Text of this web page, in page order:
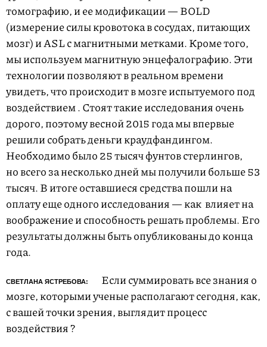
томографию, и ее модификации — BOLD
(измерение силы кровотока в сосудах, питающих
мозг) и ASL с магнитными метками. Кроме того,
мы используем магнитную энцефалографию. Эти
технологии позволяют в реальном времени
увидеть, что происходит в мозге испытуемого под
воздействием. Стоят такие исследования очень
дорого, поэтому весной 2015 года мы впервые
решили собрать деньги краудфандингом.
Необходимо было 25 тысяч фунтов стерлингов,
но всего за несколько дней мы получили больше 53
тысяч. В итоге оставшиеся средства пошли на
оплату еще одного исследования — как влияет на
воображение и способность решать проблемы. Его
результаты должны быть опубликованы до конца
года.
СВЕТЛАНА ЯСТРЕБОВА:
Если суммировать все знания о
мозге, которыми ученые располагают сегодня, как,
с вашей точки зрения, выглядит процесс
воздействия?